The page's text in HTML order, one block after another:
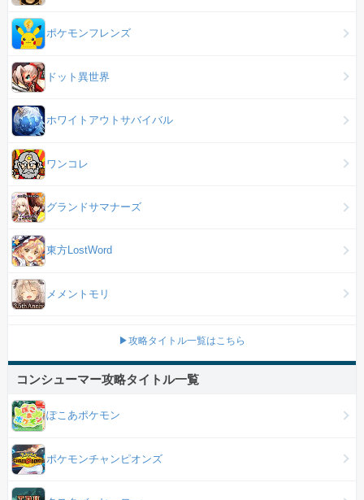
ポケモンフレンズ
ドット異世界
ホワイトアウトサバイバル
ワンコレ
グランドサマナーズ
東方LostWord
メメントモリ
▶攻略タイトル一覧はこちら
コンシューマー攻略タイトル一覧
ぽこあポケモン
ポケモンチャンピオンズ